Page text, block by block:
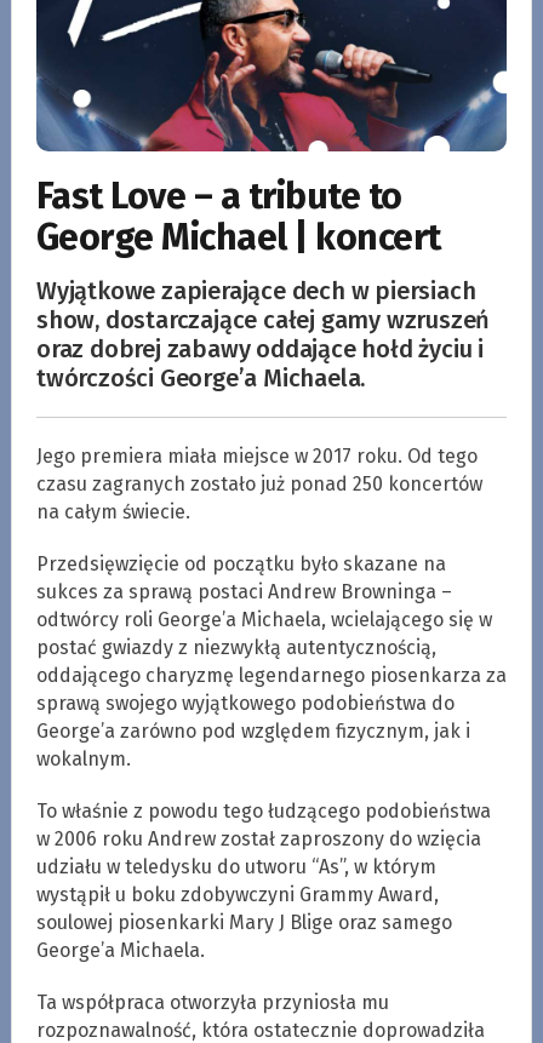
Fast Love – a tribute to
George Michael | koncert
Wyjątkowe zapierające dech w piersiach
show, dostarczające całej gamy wzruszeń
oraz dobrej zabawy oddające hołd życiu i
twórczości George’a Michaela.
Jego premiera miała miejsce w 2017 roku. Od tego
czasu zagranych zostało już ponad 250 koncertów
na całym świecie.
Przedsięwzięcie od początku było skazane na
sukces za sprawą postaci Andrew Browninga –
odtwórcy roli George’a Michaela, wcielającego się w
postać gwiazdy z niezwykłą autentycznością,
oddającego charyzmę legendarnego piosenkarza za
sprawą swojego wyjątkowego podobieństwa do
George’a zarówno pod względem fizycznym, jak i
wokalnym.
To właśnie z powodu tego łudzącego podobieństwa
w 2006 roku Andrew został zaproszony do wzięcia
udziału w teledysku do utworu “As”, w którym
wystąpił u boku zdobywczyni Grammy Award,
soulowej piosenkarki Mary J Blige oraz samego
George’a Michaela.
Ta współpraca otworzyła przyniosła mu
rozpoznawalność, która ostatecznie doprowadziła